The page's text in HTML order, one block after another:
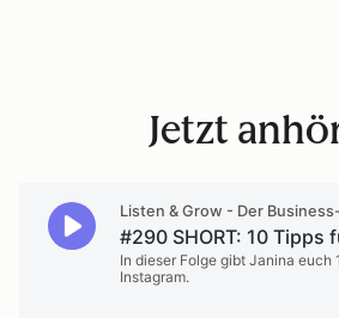
Jetzt